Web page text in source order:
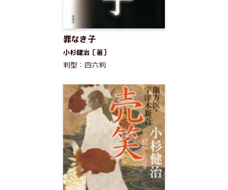
罪なき子
小杉健治［著］
判型：四六判